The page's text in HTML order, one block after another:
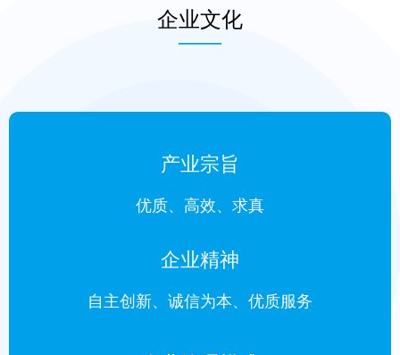
企业文化
——
产业宗旨
优质、高效、求真
企业精神
自主创新、诚信为本、优质服务